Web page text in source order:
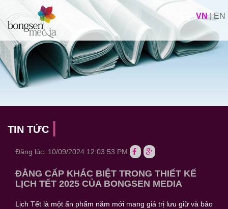
VN | EN
TIN TỨC
Đăng lúc: 10/09/2024 12:03:53 PM
ĐẲNG CẤP KHÁC BIỆT TRONG THIẾT KẾ
LỊCH TẾT 2025 CỦA BONGSEN MEDIA
Lịch Tết là một ấn phẩm năm mới mang giá trị lưu giữ và bảo